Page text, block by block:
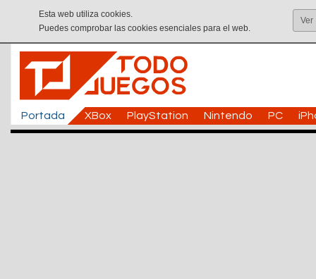
Esta web utiliza cookies.
Puedes comprobar las cookies esenciales para el web.
Ver
Portada XBox PlayStation Nintendo PC